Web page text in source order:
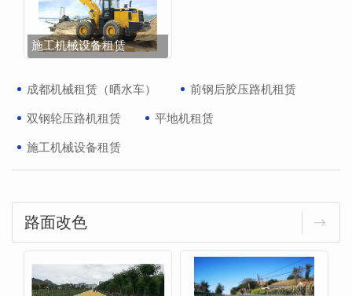
施工机械设备租赁
成都机械租赁（晒水车） 前钢后胶压路机租赁
双钢轮压路机租赁 平地机租赁
施工机械设备租赁
路面改色